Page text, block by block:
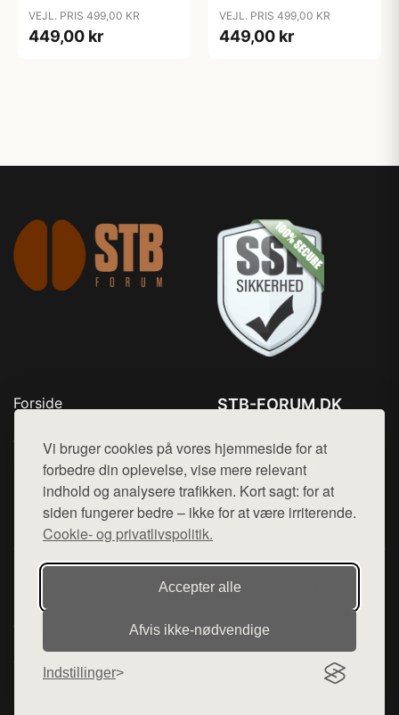
Vi bruger cookies på vores hjemmeside for at
forbedre din oplevelse, vise mere relevant
indhold og analysere trafikken. Kort sagt: for at
siden fungerer bedre – ikke for at være irriterende.
Cookie- og privatlivspolitik.
Accepter alle
Afvis ikke‑nødvendige
Indstillinger
VEJL. PRIS 499,00 KR
449,00 kr
Portafilter - 58mm
VEJL. PRIS 499,00 KR
449,00 kr
Forside
Top Rabatter
Kontakt
STB-FORUM.DK
Mail: hej@want.dk
Cookie- og privatlivspolitik
Denne side er en del af want.dk, der udgiver en række
hjemmesider med præsentation af forskellige produkter fra
diverse webshops. Der sælges ikke varer fra denne side - vi
henviser til de shops, som sælger varen. Vi har heller ikke
varerne på lager.